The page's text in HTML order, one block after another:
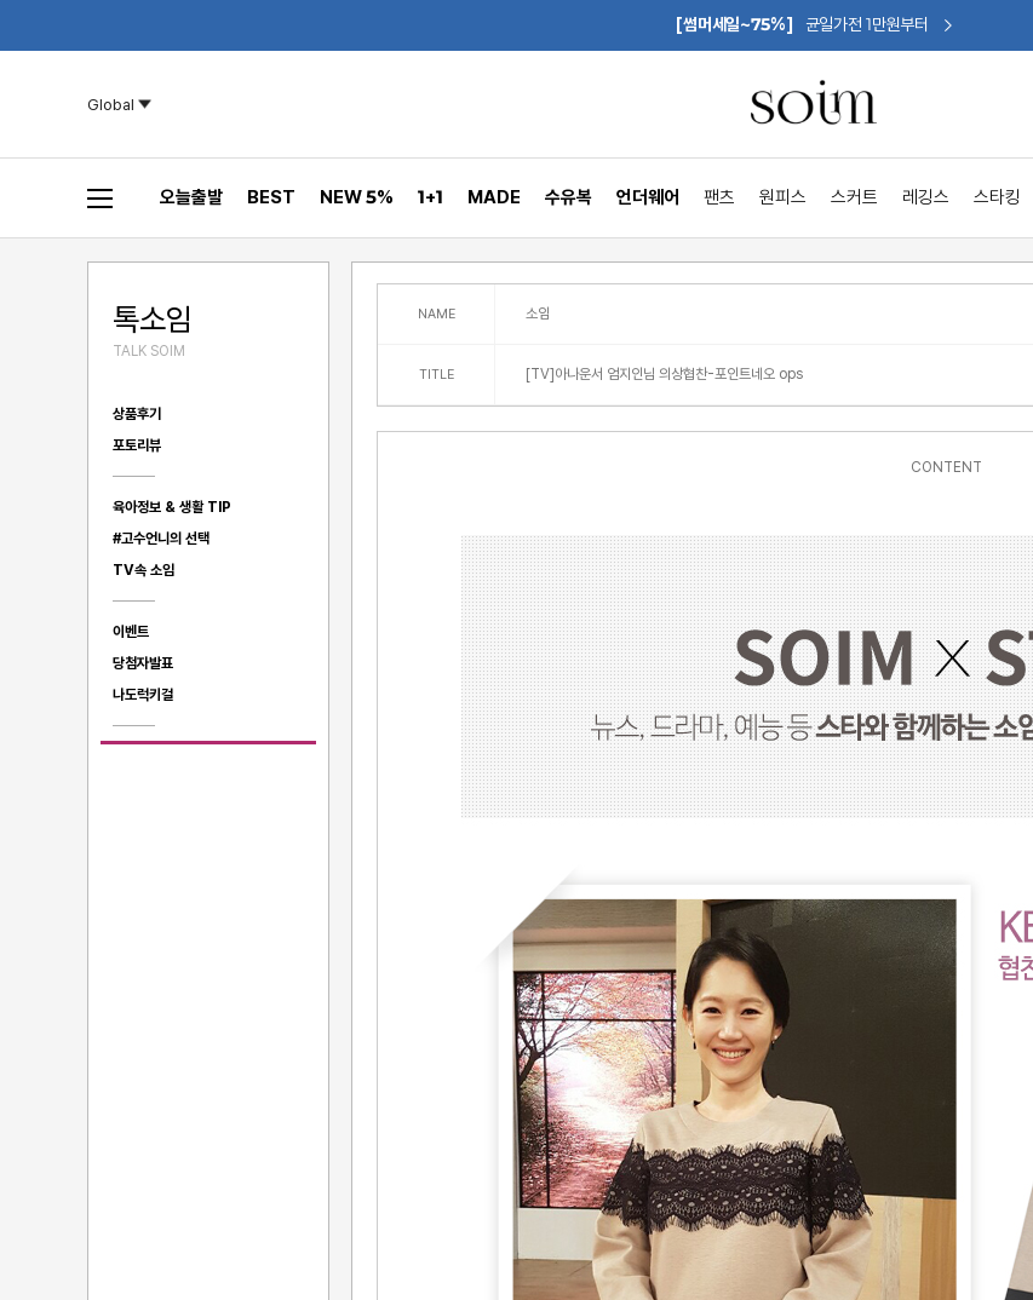
[썸머세일~75%] 균일가전 1만원부터
Global
오늘출발 BEST NEW 5% 1+1 MADE 수유복 언더웨어 팬츠 원피스 스커트 레깅스 스타킹
톡소임
TALK SOIM
상품후기
포토리뷰
육아정보 & 생활 TIP
#고수언니의 선택
TV속 소임
이벤트
당첨자발표
나도럭키걸
NAME 소임
TITLE [TV]아나운서 엄지인님 의상협찬-포인트네오 ops
CONTENT